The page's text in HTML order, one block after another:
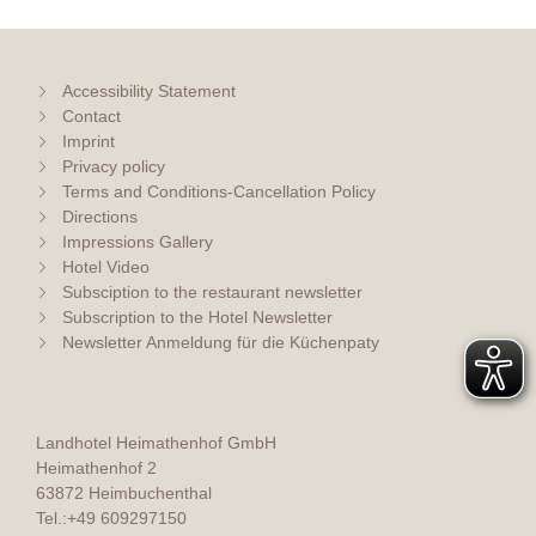
Accessibility Statement
Contact
Imprint
Privacy policy
Terms and Conditions-Cancellation Policy
Directions
Impressions Gallery
Hotel Video
Subsciption to the restaurant newsletter
Subscription to the Hotel Newsletter
Newsletter Anmeldung für die Küchenpaty
Landhotel Heimathenhof GmbH
Heimathenhof 2
63872 Heimbuchenthal
Tel.:+49 609297150